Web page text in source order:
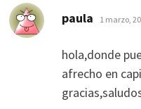
paula dice:
1 marzo,
hola,donde
afrecho en